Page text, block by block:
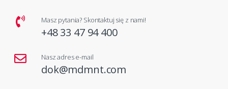
Masz pytania? Skontaktuj się z nami!
+48 33 47 94 400
Nasz adres e-mail
dok@mdmnt.com